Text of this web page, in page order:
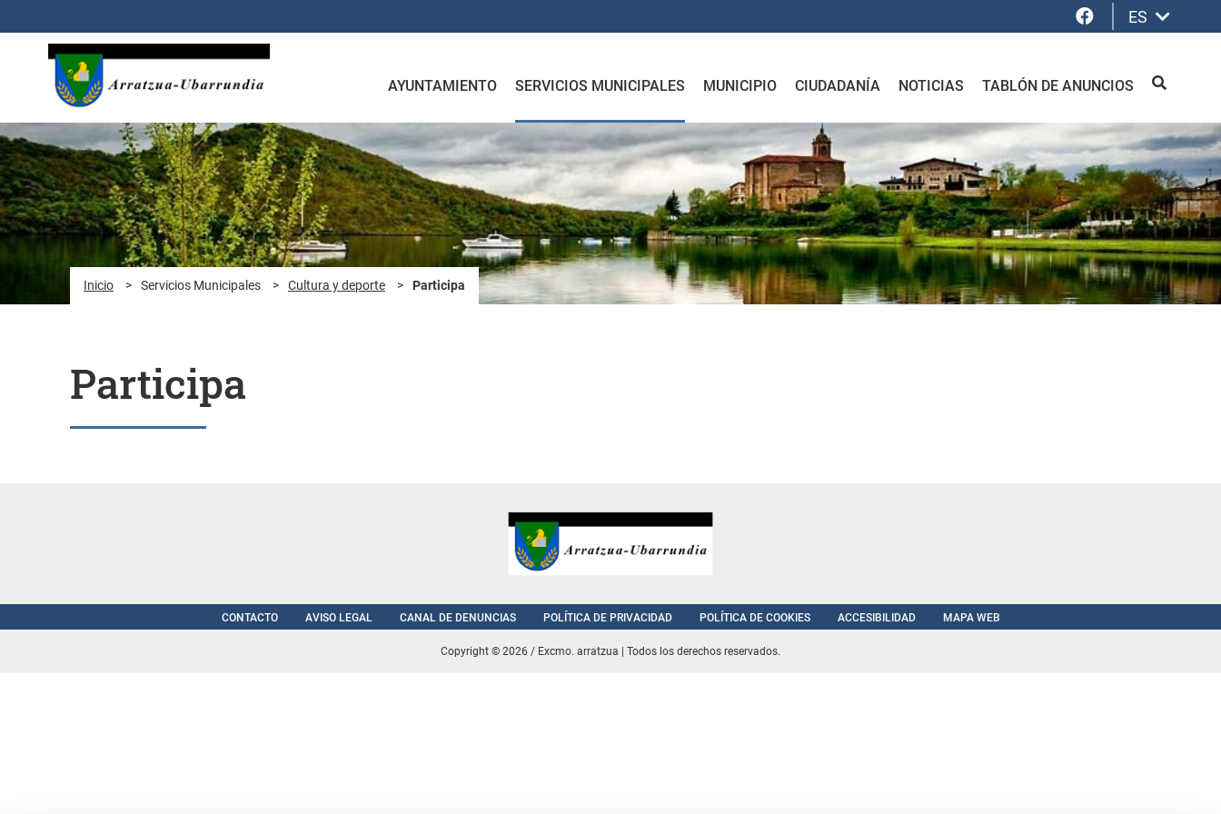
Facebook
ES
AYUNTAMIENTO SERVICIOS MUNICIPALES MUNICIPIO CIUDADANÍA NOTICIAS TABLÓN DE ANUNCIOS BUSCAR
Inicio > Servicios Municipales > Cultura y deporte > Participa
Participa
CONTACTO AVISO LEGAL CANAL DE DENUNCIAS POLÍTICA DE PRIVACIDAD POLÍTICA DE COOKIES ACCESIBILIDAD MAPA WEB
Copyright © 2026 / Excmo. arratzua | Todos los derechos reservados.